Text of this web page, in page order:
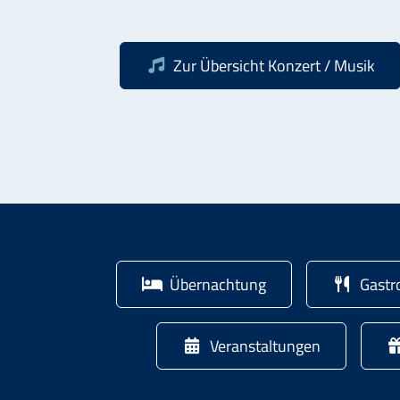
Zur ÜbersichtKonzert / Musik
Übernachtung
Veranstaltungen